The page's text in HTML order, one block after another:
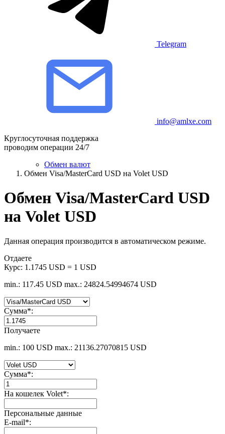
Telegram
info@amlxe.com
Круглосуточная поддержка
проводим операции 24/7
Обмен валют
Обмен Visa/MasterCard USD на Volet USD
Обмен Visa/MasterCard USD
на Volet USD
Данная операция производится в автоматическом режиме.
Отдаете
Курс: 1.1745 USD = 1 USD
min.: 117.45 USD max.: 24824.54994674 USD
Сумма*:
Получаете
min.: 100 USD max.: 21136.27070815 USD
Сумма*:
На кошелек Volet*:
Персональные данные
E-mail*: